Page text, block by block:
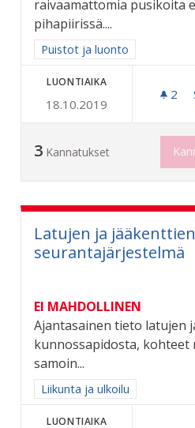
raivaamattomia pusikoita
pihapiirissä....
Rajaa tulokset aihepiirin
Puistot ja luonto
LUONTIAIKA
18.10.2019
2
3 Kannatukset
Latujen ja
seurantajärjestelmä
EI MAHDOLLINEN
Ajantasainen tieto latujen
kunnossapidosta, kohteet
samoin...
Rajaa tulokset aihepiirin
Liikunta ja ulkoilu
LUONTIAIKA